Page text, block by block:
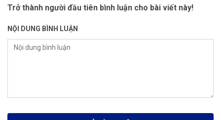
Trở thành người đầu tiên bình luận cho bài viết này!
NỘI DUNG BÌNH LUẬN